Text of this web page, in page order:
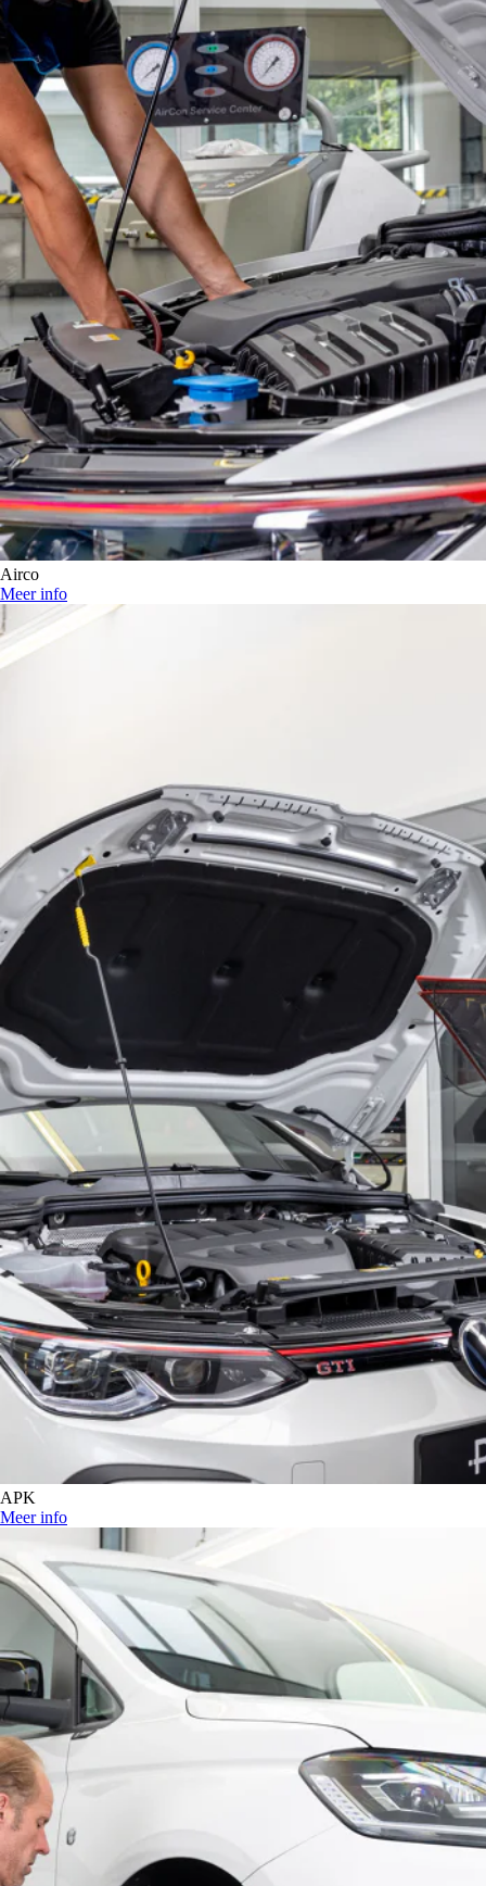
Airco
Meer info
APK
Meer info